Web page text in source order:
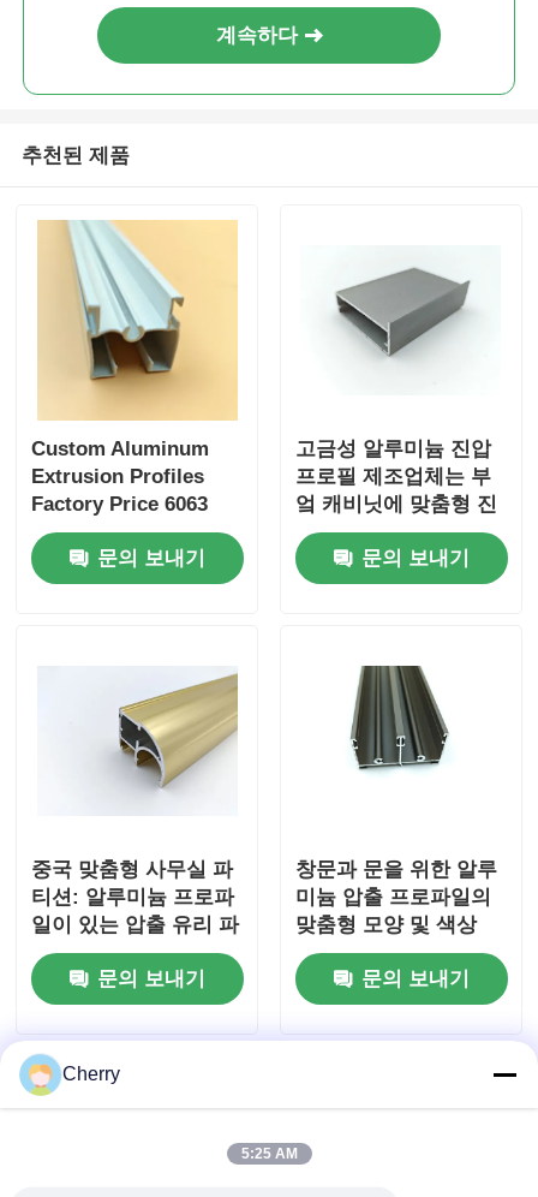
커튼 벽 프로파일
광택 알루미늄 프로파일
알루미늄 트림 프로파일
알루미늄 히트 싱크 추출 프로파일
계속하다
추천된 제품
Custom Aluminum
Extrusion Profiles
Factory Price 6063
Aluminum Extrusion
Supplier문의 보내기
고금성 알루미늄 진압
프로필 제조업체는 부
엌 캐비닛에 맞춤형 진
압 알루미늄 프로필을
전문으로합니다.
문의 보내기
중국 맞춤형 사무실 파
티션: 알루미늄 프로파
일이 있는 압출 유리 파
티션.
문의 보내기
창문과 문을 위한 알루
미늄 압출 프로파일의
맞춤형 모양 및 색상
문의 보내기
Cherry
5:25 AM